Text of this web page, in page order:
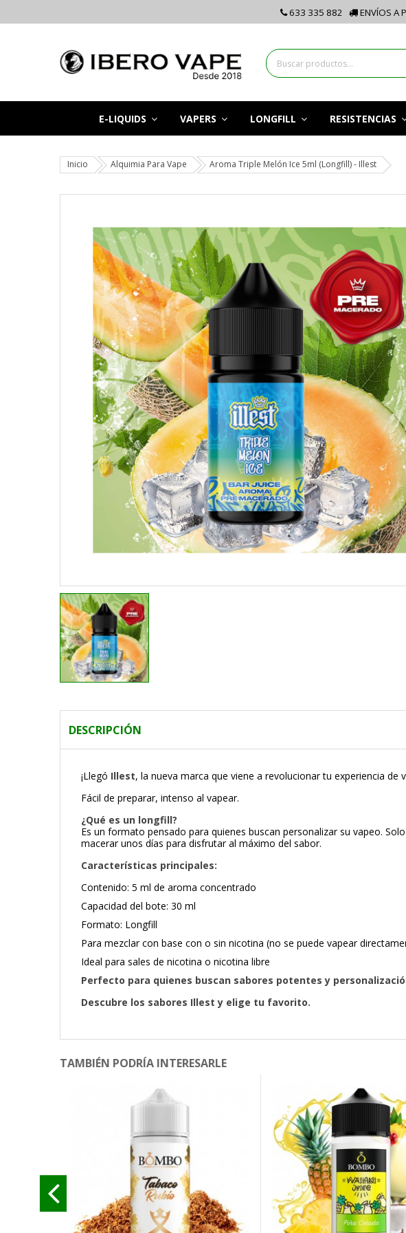
633 335 882 ENVÍOS A
E-LIQUIDS VAPERS LONGFILL RESISTENCIAS
Inicio Alquimia Para Vape Aroma Triple Melón Ice 5ml (Longfill) - Illest
DESCRIPCIÓN
¡Llegó Illest, la nueva marca que viene a revolucionar tu experiencia
Fácil de preparar, intenso al vapear.
¿Qué es un longfill?
Es un formato pensado para quienes buscan personalizar su vapeo.
macerar unos días para disfrutar al máximo del sabor.
Características principales:
Contenido: 5 ml de aroma concentrado
Capacidad del bote: 30 ml
Formato: Longfill
Para mezclar con base con o sin nicotina (no se puede vapear
Ideal para sales de nicotina o nicotina libre
Perfecto para quienes buscan sabores potentes y
Descubre los sabores Illest y elige tu favorito.
TAMBIÉN PODRÍA INTERESARLE